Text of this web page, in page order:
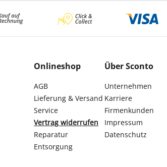
Onlineshop
AGB
Lieferung & Versand
Service
Vertrag widerrufen
Reparatur
Entsorgung
Über Sconto
Unternehmen
Karriere
Firmenkunden
Impressum
Datenschutz